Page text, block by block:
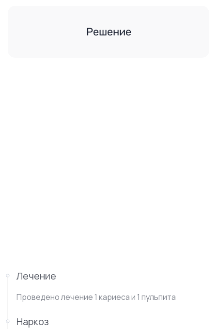
Решение
Лечение
Проведено лечение 1 кариеса и 1 пульпита
Наркоз